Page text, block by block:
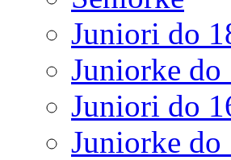
Juniori do
Juniorke do
Juniori do
Juniorke do